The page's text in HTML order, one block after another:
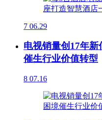
7 06.29
电视销量创17年
催生行业价值转型
8 07.16